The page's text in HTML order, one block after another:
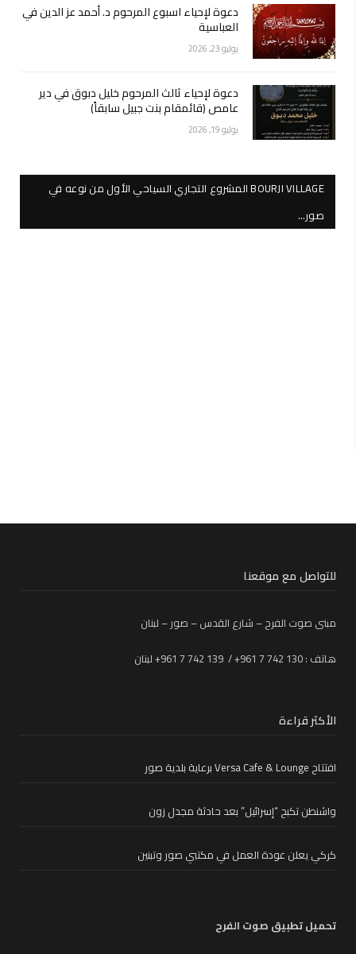
دعوة لإحياء اسبوع المرحوم د. أحمد عز الدين في
العباسية
يوليو 23, 2026
دعوة لإحياء ثالث المرحوم خليل دبوق في دير
عامص (قائمقام بنت جبيل سابقاً)
يوليو 19, 2026
BOURJI VILLAGE المشروع التجاري السياحي الأول من نوعه في
صور…
للتواصل مع موقعنا
مبنى صوت الفرح – شارع القدس – صور – لبنان
هاتف : 130 742 7 961+ / 139 742 7 961+ لبنان
الأكثر قراءة
افتتاح Versa Cafe & Lounge برعاية بلدية صور
واشنطن تكبح “إسرائيل” بعد حادثة مجدل زون
كركي يعلن عودة العمل في مكتبي صور وتبنين
تحميل تطبيق صوت الفرح